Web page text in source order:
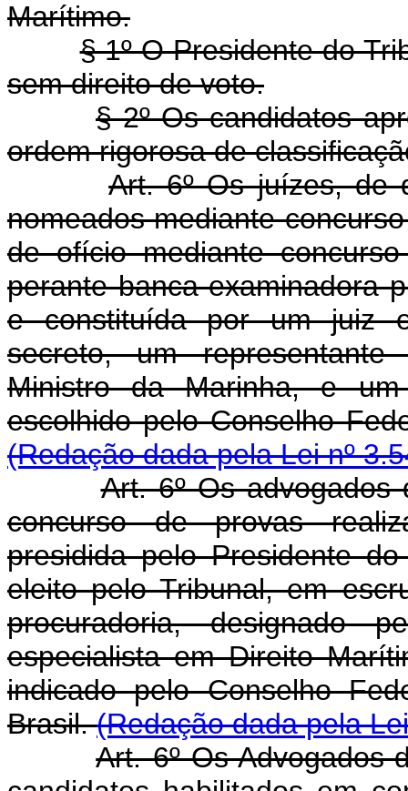
Marítimo.
§ 1º O Presidente do
sem direito de voto.
§ 2º Os candidatos
ordem rigorosa de
Art. 6º Os juízes, de
nomeados mediante
de ofício mediante
perante banca examinadora
e constituída por um juiz
secreto, um
Ministro da Marinha, e
escolhido pelo Conselho
(Redação dada pela Lei nº
Art. 6º Os advogados
concurso de provas
presidida pelo Presidente
eleito pelo Tribunal, em
procuradoria, designado
especialista em Direito
indicado pelo Conselho
Brasil.(Redação dada pela
Art. 6º Os